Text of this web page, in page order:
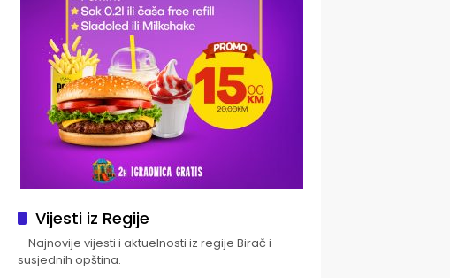
Vijesti iz Regije
– Najnovije vijesti i aktuelnosti iz regije Birač i
susjednih opština.